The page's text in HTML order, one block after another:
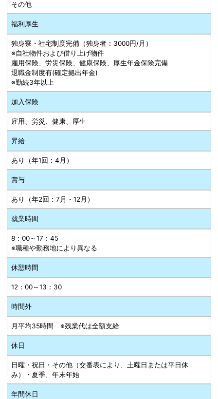
その他
福利厚生
独身寮・社宅制度完備（独身者：3000円/月）
※自社物件および借り上げ物件
雇用保険、労災保険、健康保険、厚生年金保険完備
退職金制度有(確定拠出年金)
※勤続3年以上
加入保険
雇用、労災、健康、厚生
昇給
あり（年1回：4月）
賞与
あり（年2回：7月・12月）
就業時間
8：00～17：45
※職種や勤務地により異なる
休憩時間
12：00～13：30
時間外
月平均35時間 ※残業代は全額支給
休日
日曜・祝日・その他（交番表により、土曜日または平日休
み）・夏季、年末年始
年間休日